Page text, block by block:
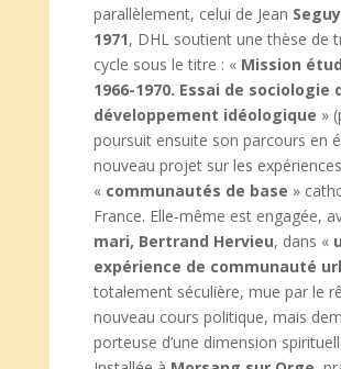
parallèlement, celui de Jean Seguy
1971, DHL soutient une thèse de
cycle sous le titre : « Mission
1966-1970. Essai de sociologie
développement idéologique »
poursuit ensuite son parcours en
nouveau projet sur les
« communautés de base »
France. Elle-même est engagée,
mari, Bertrand Hervieu, dans «
expérience de communauté
totalement séculière, mue par le
nouveau cours politique, mais
porteuse d’une dimension